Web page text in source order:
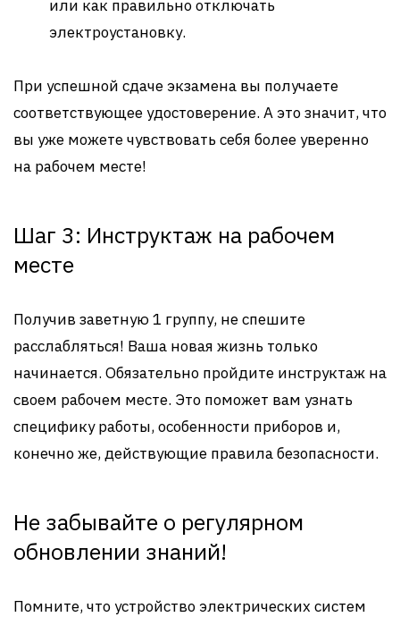
или как правильно отключать
электроустановку.
При успешной сдаче экзамена вы получаете
соответствующее удостоверение. А это значит, что
вы уже можете чувствовать себя более уверенно
на рабочем месте!
Шаг 3: Инструктаж на рабочем
месте
Получив заветную 1 группу, не спешите
расслабляться! Ваша новая жизнь только
начинается. Обязательно пройдите инструктаж на
своем рабочем месте. Это поможет вам узнать
специфику работы, особенности приборов и,
конечно же, действующие правила безопасности.
Не забывайте о регулярном
обновлении знаний!
Помните, что устройство электрических систем